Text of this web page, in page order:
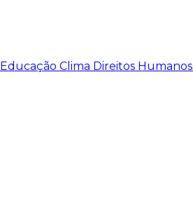
Educação Clima Direitos Humanos